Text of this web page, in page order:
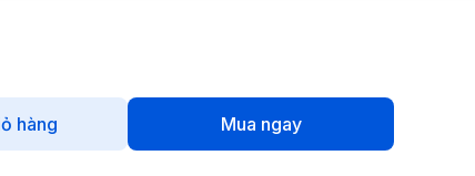
hàng Mua ngay